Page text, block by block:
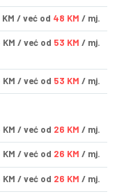
KM / već od 48 KM / mj.
KM / već od 53 KM / mj.
KM / već od 53 KM / mj.
KM / već od 26 KM / mj.
KM / već od 26 KM / mj.
KM / već od 26 KM / mj.